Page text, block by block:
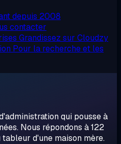
depuis 2008
contacter
Grandissez sur Cloudzy
Pour la recherche et les
qui pousse à
Nous répondons à 122
d'une maison mère.